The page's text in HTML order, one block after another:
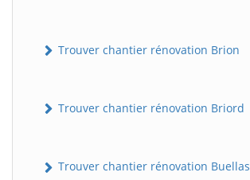
Trouver chantier rénovation Brion
Trouver chantier rénovation Briord
Trouver chantier rénovation Buellas